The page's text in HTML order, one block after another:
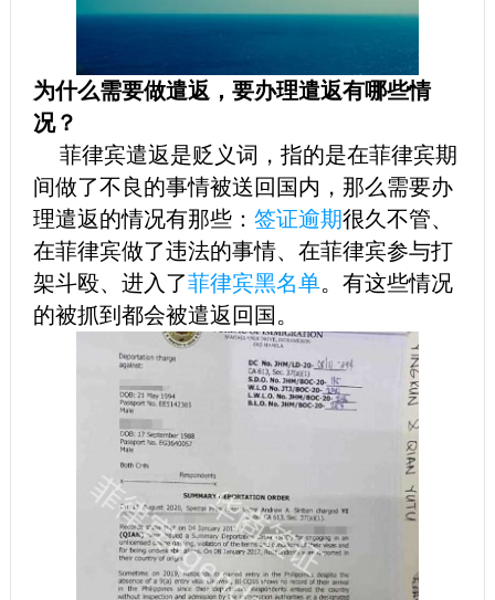
为什么需要做遣返，要办理遣返有哪些情
况？
菲律宾遣返是贬义词，指的是在菲律宾期
间做了不良的事情被送回国内，那么需要办
理遣返的情况有那些： 签证逾期很久不管、
在菲律宾做了违法的事情、在菲律宾参与打
架斗殴、进入了菲律宾黑名单。有这些情况
的被抓到都会被遣返回国。